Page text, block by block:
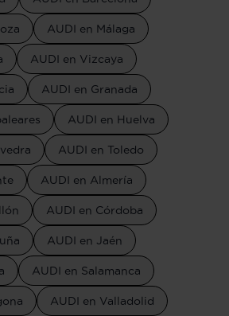
AUDI en Málaga
AUDI en Vizcaya
AUDI en Granada
AUDI en Huelva
AUDI en Toledo
AUDI en Almería
AUDI en Córdoba
AUDI en Jaén
AUDI en Salamanca
AUDI en Valladolid